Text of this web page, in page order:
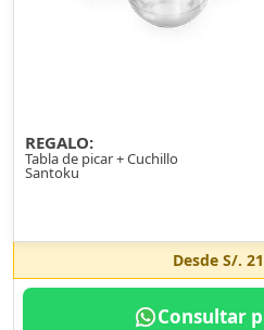
REGALO:
Tabla de picar + Cuchillo
Santoku
Desde S/.
Consultar